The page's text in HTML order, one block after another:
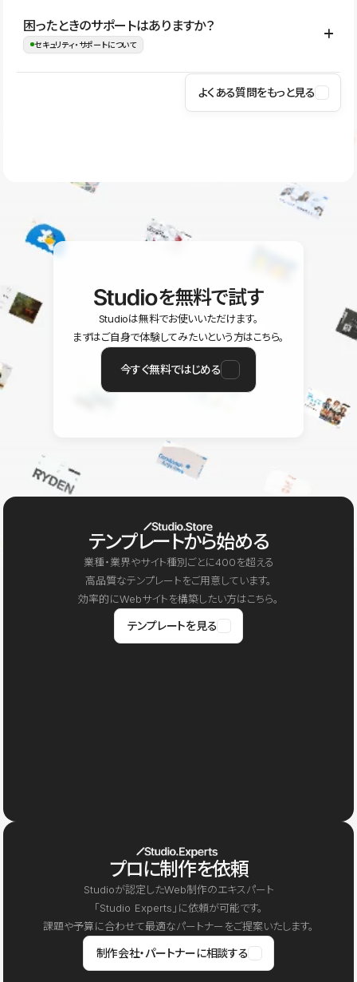
ながらレイアウトに影響を与えずに更新作業を進めやすくなりま
す。
Studioでは、公開サイトやサービスを安全に利用できるよう、通信
の暗号化、データ保護、アクセス管理、脆弱性対策など、複数の観
はSSL/TLSによる通信暗号化に対応しており、悪質なスクリプトの
困ったときのサポートはありますか？
セキュリティ・サポートについて
操作方法や機能については、ヘルプセンターでご確認いただけま
ユーザー同士で質問・相談できるコミュニティもご利用ください。
よくある質問をもっと見る
を無料で試す
Studioは無料でお使いいただけます。
まずはご自身で体験してみたいという方はこちら。
今すぐ無料ではじめる
テンプレートから始める
業種・業界やサイト種別ごとに400を超える
高品質なテンプレートをご用意しています。
効率的にWebサイトを構築したい方はこちら。
テンプレートを見る
プロに制作を依頼
Studioが認定したWeb制作のエキスパート
「Studio Experts」に依頼が可能です。
課題や予算に合わせて最適なパートナーをご提案いたします。
制作会社・パートナーに相談する